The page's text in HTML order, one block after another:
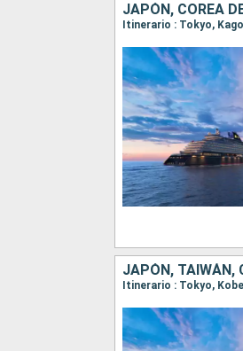
JAPÓN, COREA
Itinerario : Tokyo,
JAPÓN, TAIWÁN,
Itinerario : Tokyo,